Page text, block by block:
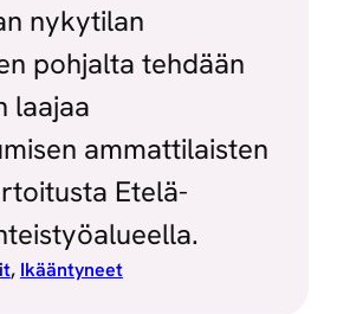
nykytilan
pohjalta tehdään
laajaa
ammattilaisten
Etelä-
, Ikääntyneet